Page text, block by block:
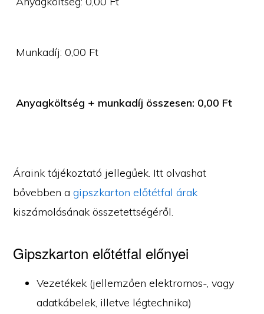
Munkadíj:0,00 Ft
Anyagköltség + munkadíj összesen: 0,00 Ft
Áraink tájékoztató jellegűek. Itt olvashat
bővebben agipszkarton előtétfal árak
kiszámolásának összetettségéről.
Gipszkarton előtétfal előnyei
Vezetékek (jellemzően elektromos-, vagy
adatkábelek, illetve légtechnika)